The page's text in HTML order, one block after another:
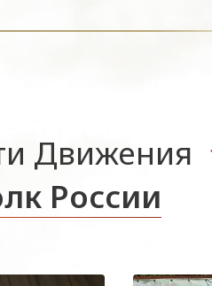
Движения
России